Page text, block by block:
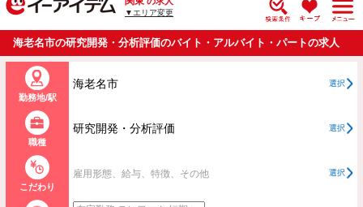
▼エリア変更
海老名市の研究開発・分析評価のバイト・アルバイト・パートの求人
情報一覧
勤務地/駅
海老名市 選択
職種
研究開発・分析評価 選択
こだわり
雇用形態、給与、特徴、その他 選択